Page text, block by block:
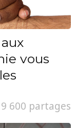
vous
9 600 partages